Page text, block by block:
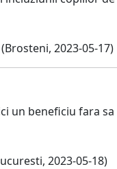
(Brosteni, 2023-05-17)
un beneficiu fara
2023-05-18)